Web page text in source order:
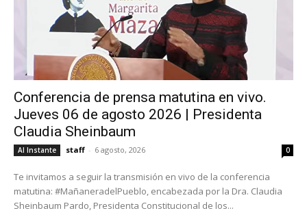
Conferencia de prensa matutina en vivo.
Jueves 06 de agosto 2026 | Presidenta
Claudia Sheinbaum
Al Instante staff - 6 agosto, 2026 0
Te invitamos a seguir la transmisión en vivo de la conferencia
matutina: #MañaneradelPueblo, encabezada por la Dra. Claudia
Sheinbaum Pardo, Presidenta Constitucional de los...